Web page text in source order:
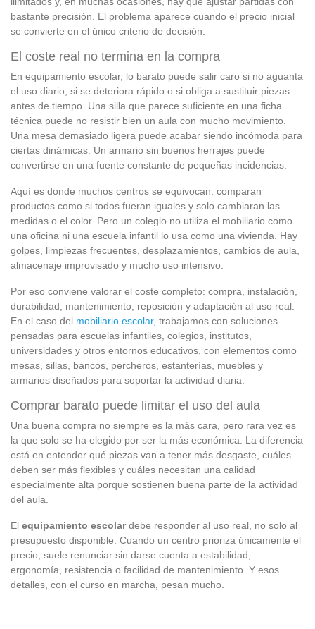
bastante precisión. El problema aparece cuando el precio inicial
se convierte en el único criterio de decisión.
El coste real no termina en la compra
En equipamiento escolar, lo barato puede salir caro si no aguanta
el uso diario, si se deteriora rápido o si obliga a sustituir piezas
antes de tiempo. Una silla que parece suficiente en una ficha
técnica puede no resistir bien un aula con mucho movimiento.
Una mesa demasiado ligera puede acabar siendo incómoda para
ciertas dinámicas. Un armario sin buenos herrajes puede
convertirse en una fuente constante de pequeñas incidencias.
Aquí es donde muchos centros se equivocan: comparan
productos como si todos fueran iguales y solo cambiaran las
medidas o el color. Pero un colegio no utiliza el mobiliario como
una oficina ni una escuela infantil lo usa como una vivienda. Hay
golpes, limpiezas frecuentes, desplazamientos, cambios de aula,
almacenaje improvisado y mucho uso intensivo.
Por eso conviene valorar el coste completo: compra, instalación,
durabilidad, mantenimiento, reposición y adaptación al uso real.
En el caso del mobiliario escolar, trabajamos con soluciones
pensadas para escuelas infantiles, colegios, institutos,
universidades y otros entornos educativos, con elementos como
mesas, sillas, bancos, percheros, estanterías, muebles y
armarios diseñados para soportar la actividad diaria.
Comprar barato puede limitar el uso del aula
Una buena compra no siempre es la más cara, pero rara vez es
la que solo se ha elegido por ser la más económica. La diferencia
está en entender qué piezas van a tener más desgaste, cuáles
deben ser más flexibles y cuáles necesitan una calidad
especialmente alta porque sostienen buena parte de la actividad
del aula.
El equipamiento escolardebe responder al uso real, no solo al
presupuesto disponible. Cuando un centro prioriza únicamente el
precio, suele renunciar sin darse cuenta a estabilidad,
ergonomía, resistencia o facilidad de mantenimiento. Y esos
detalles, con el curso en marcha, pesan mucho.